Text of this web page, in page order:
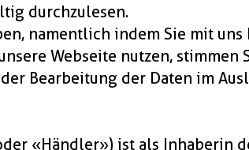
durchzulesen.
namentlich indem Sie mit
Webseite nutzen, stimmen
Bearbeitung der Daten im
«Händler») ist als Inhaberin